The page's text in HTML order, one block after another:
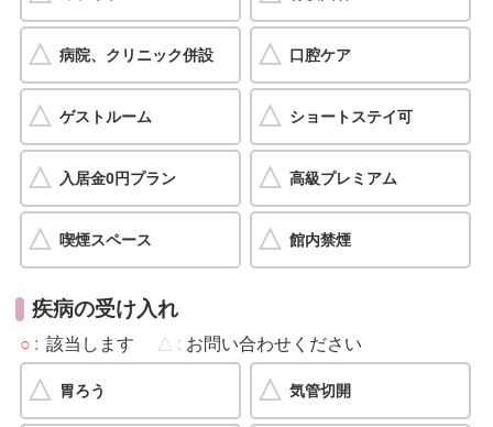
病院、クリニック併設 口腔ケア
ゲストルーム ショートステイ可
入居金0円プラン 高級プレミアム
喫煙スペース 館内禁煙
疾病の受け入れ
○ 該当します △ お問い合わせください
胃ろう 気管切開